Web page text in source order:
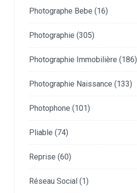
Photographe Bebe (16)
Photographie (305)
Photographie Immobilière (186)
Photographie Naissance (133)
Photophone (101)
Pliable (74)
Reprise (60)
Réseau Social (1)